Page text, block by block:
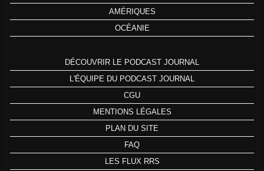
AMÉRIQUES
OCÉANIE
DÉCOUVRIR LE PODCAST JOURNAL
L'ÉQUIPE DU PODCAST JOURNAL
CGU
MENTIONS LÉGALES
PLAN DU SITE
FAQ
LES FLUX RRS